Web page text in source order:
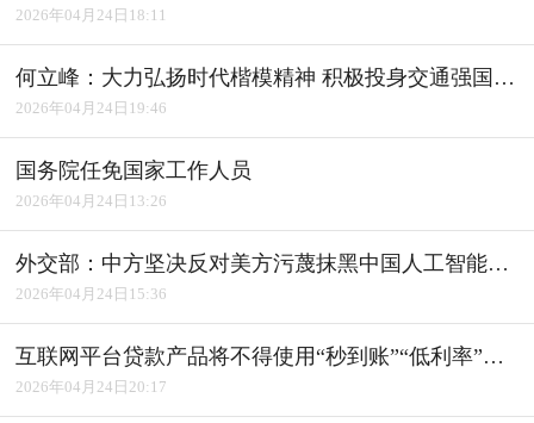
2026年04月24日18:11
何立峰：大力弘扬时代楷模精神 积极投身交通强国建设
2026年04月24日19:46
国务院任免国家工作人员
2026年04月24日13:26
外交部：中方坚决反对美方污蔑抹黑中国人工智能产业发展成就
2026年04月24日15:36
互联网平台贷款产品将不得使用“秒到账”“低利率”等话术
2026年04月24日20:17